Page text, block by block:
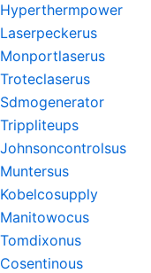
Hyperthermpower
Laserpeckerus
Monportlaserus
Troteclaserus
Sdmogenerator
Trippliteups
Johnsoncontrolsus
Muntersus
Kobelcosupply
Manitowocus
Tomdixonus
Cosentinous